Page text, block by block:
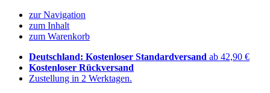
zur Navigation
zum Inhalt
zum Warenkorb
Deutschland: Kostenloser Standardversand ab 42,90 €
Kostenloser Rückversand
Zustellung in 2 Werktagen.